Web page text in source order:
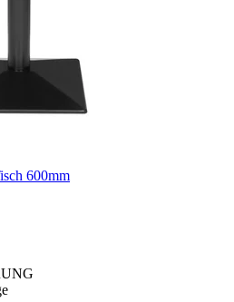
600mm